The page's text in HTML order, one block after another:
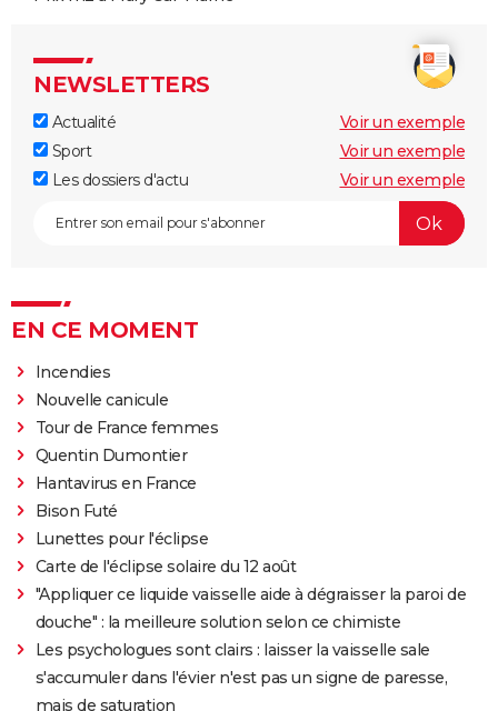
NEWSLETTERS
Actualité
Voir un exemple
Sport
Voir un exemple
Les dossiers d'actu
Voir un exemple
EN CE MOMENT
Incendies
Nouvelle canicule
Tour de France femmes
Quentin Dumontier
Hantavirus en France
Bison Futé
Lunettes pour l'éclipse
Carte de l'éclipse solaire du 12 août
"Appliquer ce liquide vaisselle aide à dégraisser la paroi de
douche" : la meilleure solution selon ce chimiste
Les psychologues sont clairs : laisser la vaisselle sale
s'accumuler dans l'évier n'est pas un signe de paresse,
mais de saturation